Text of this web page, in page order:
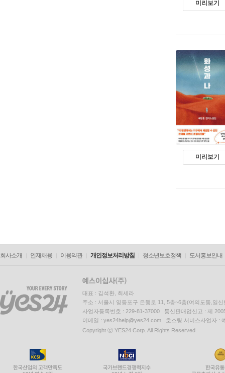
미리보기
미리보기
회사소개 인재채용 이용약관 개인정보처리방침 청소년보호정책 도서홍보안내
대표 : 김석환, 최세라
주소 : 서울시 영등포구 은행로 11, 5층~6층(여의도동,일신
사업자등록번호 : 229-81-37000 통신판매업신고 : 제
이메일 : yes24help@yes24.com 호스팅 서비스사업자 :
Copyright ⓒ YES24 Corp. All Rights Reserved.